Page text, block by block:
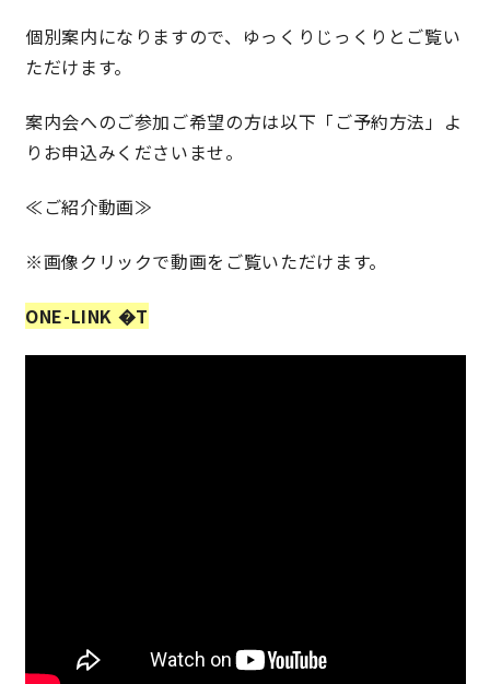
徹底したコストダウンの追求
頑丈で長持ちの外壁
2030年の省エネ基準住宅
100年点検住宅
快適な室内環境へのこだわり
生涯続く安心のアフターフォロー
個別案内になりますので、ゆっくりじっくりとご覧い
ただけます。
案内会へのご参加ご希望の方は以下「ご予約方法」よ
りお申込みくださいませ。
≪ご紹介動画≫
※画像クリックで動画をご覧いただけます。
ONE-LINK �T